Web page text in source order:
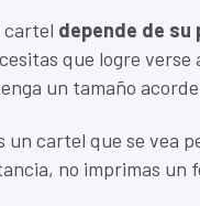
cartel depende de su
que logre
un tamaño
un cartel que se vea
no imprimas un